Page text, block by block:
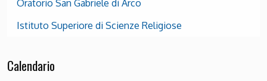
Oratorio San Gabriele di Arco
Istituto Superiore di Scienze Religiose
Calendario